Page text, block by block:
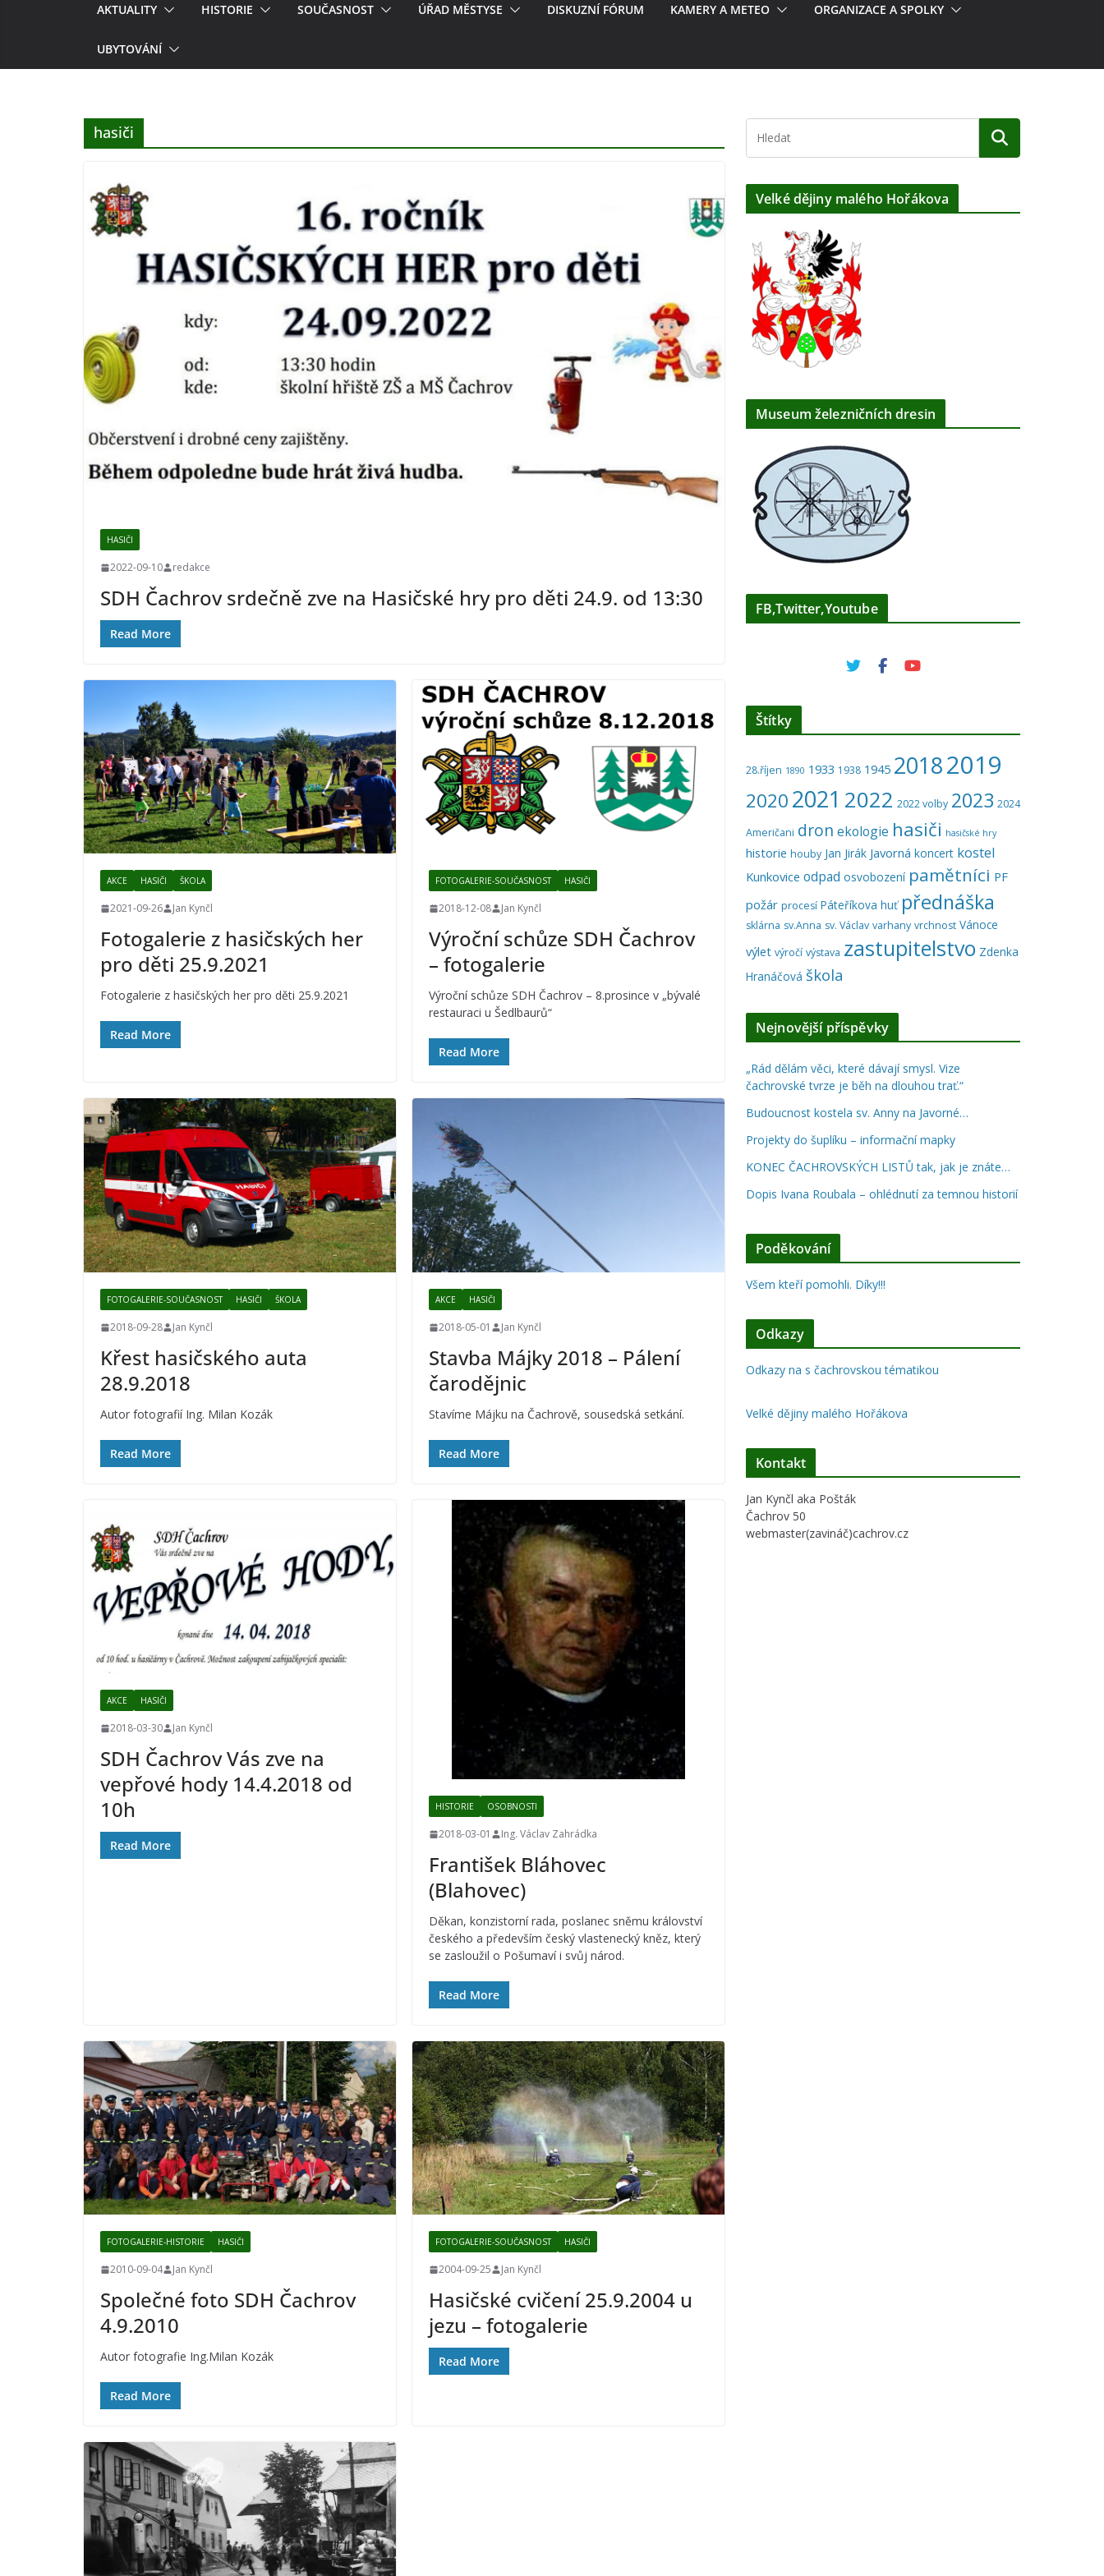
AKTUALITY HISTORIE SOUČASNOST ÚŘAD MĚSTYSE DISKUZNÍ FÓRUM KAMERY A METEO ORGANIZACE A SPOLKY
UBYTOVÁNÍ
hasiči
HASIČI
2022-09-10 redakce
SDH Čachrov srdečně zve na Hasičské hry pro děti 24.9. od 13:30
Read More
AKCE HASIČI ŠKOLA
2021-09-26 Jan Kynčl
Fotogalerie z hasičských her
pro děti 25.9.2021
Fotogalerie z hasičských her pro děti 25.9.2021
Read More
FOTOGALERIE-SOUČASNOST HASIČI
2018-12-08 Jan Kynčl
Výroční schůze SDH Čachrov
– fotogalerie
Výroční schůze SDH Čachrov – 8.prosince v „bývalé
restauraci u Šedlbaurů“
Read More
FOTOGALERIE-SOUČASNOST HASIČI ŠKOLA
2018-09-28 Jan Kynčl
Křest hasičského auta
28.9.2018
Autor fotografií Ing. Milan Kozák
Read More
AKCE HASIČI
2018-05-01 Jan Kynčl
Stavba Májky 2018 – Pálení
čarodějnic
Stavíme Májku na Čachrově, sousedská setkání.
Read More
AKCE HASIČI
2018-03-30 Jan Kynčl
SDH Čachrov Vás zve na
vepřové hody 14.4.2018 od
10h
Read More
HISTORIE OSOBNOSTI
2018-03-01 Ing. Václav Zahrádka
František Bláhovec
(Blahovec)
Děkan, konzistorní rada, poslanec sněmu království
českého a především český vlastenecký kněz, který
se zasloužil o Pošumaví i svůj národ.
Read More
FOTOGALERIE-HISTORIE HASIČI
2010-09-04 Jan Kynčl
Společné foto SDH Čachrov
4.9.2010
Autor fotografie Ing.Milan Kozák
Read More
FOTOGALERIE-SOUČASNOST HASIČI
2004-09-25 Jan Kynčl
Hasičské cvičení 25.9.2004 u
jezu – fotogalerie
Read More
Velké dějiny malého Hořákova
Museum železničních dresin
FB,Twitter,Youtube
Štítky
28.říjen 1890 1933 1938 1945 20182019
20202021 2022 2022 volby 2023 2024
Američani dron ekologie hasiči hasičské hry
historie houby Jan Jirák Javorná koncert kostel
Kunkovice odpad osvobození pamětníci PF
požár procesí Páteříkova huť přednáška
sklárna sv.Anna sv. Václav varhany vrchnost Vánoce
výlet výročí výstava zastupitelstvo Zdenka
Hranáčová škola
Nejnovější příspěvky
„Rád dělám věci, které dávají smysl. Vize
čachrovské tvrze je běh na dlouhou trať.“
Budoucnost kostela sv. Anny na Javorné…
Projekty do šuplíku – informační mapky
KONEC ČACHROVSKÝCH LISTŮ tak, jak je znáte…
Dopis Ivana Roubala – ohlédnutí za temnou historií
Poděkování
Všem kteří pomohli. Díky!!!
Odkazy
Odkazy na s čachrovskou tématikou
Velké dějiny malého Hořákova
Kontakt
Jan Kynčl aka Pošták
Čachrov 50
webmaster(zavináč)cachrov.cz